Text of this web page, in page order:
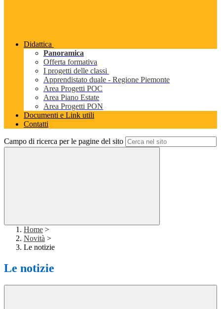
Didattica
Panoramica
Offerta formativa
I progetti delle classi
Apprendistato duale - Regione Piemonte
Area Progetti POC
Area Piano Estate
Area Progetti PON
Documenti e Link utili
Contatti
Campo di ricerca per le pagine del sito
Home >
Novità >
Le notizie
Le notizie